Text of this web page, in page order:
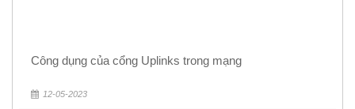
Công dụng của cổng Uplinks trong mạng
12-05-2023